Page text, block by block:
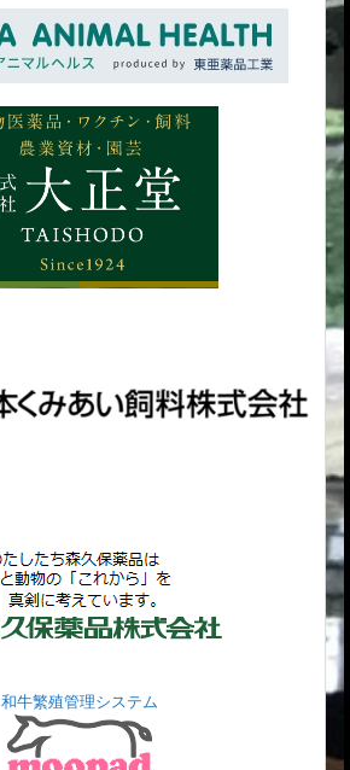
和牛繁殖管理システム